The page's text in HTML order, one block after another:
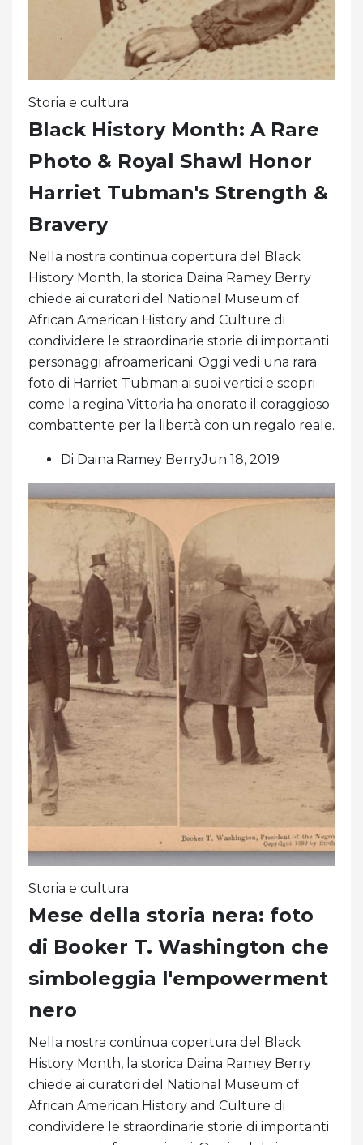
Storia e cultura
Black History Month: A Rare
Photo & Royal Shawl Honor
Harriet Tubman's Strength &
Bravery
Nella nostra continua copertura del Black
History Month, la storica Daina Ramey Berry
chiede ai curatori del National Museum of
African American History and Culture di
condividere le straordinarie storie di importanti
personaggi afroamericani. Oggi vedi una rara
foto di Harriet Tubman ai suoi vertici e scopri
come la regina Vittoria ha onorato il coraggioso
combattente per la libertà con un regalo reale.
Di Daina Ramey BerryJun 18, 2019
Storia e cultura
Mese della storia nera: foto
di Booker T. Washington che
simboleggia l'empowerment
nero
Nella nostra continua copertura del Black
History Month, la storica Daina Ramey Berry
chiede ai curatori del National Museum of
African American History and Culture di
condividere le straordinarie storie di importanti